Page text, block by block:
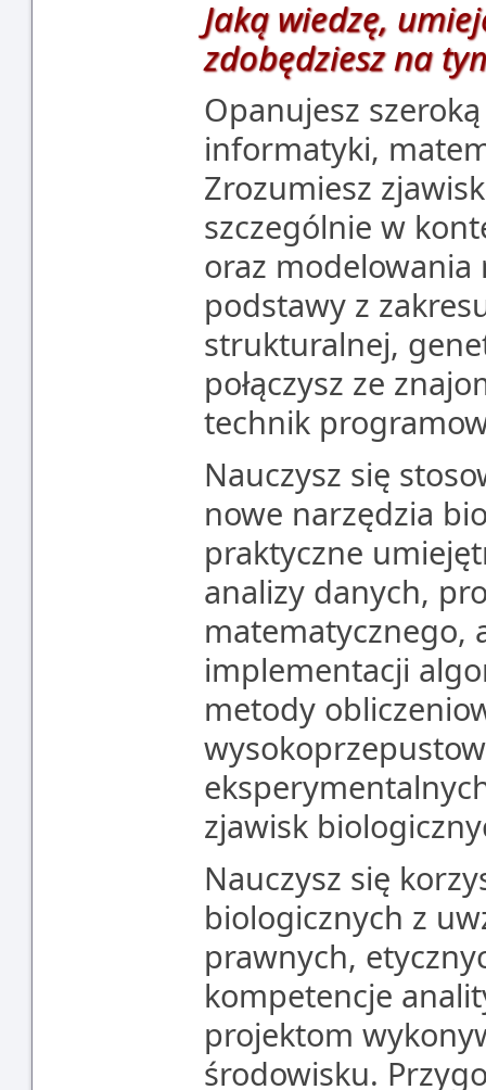
Jaką wiedzę,
zdobędziesz na
Opanujesz
informatyki,
Zrozumiesz
szczególnie w
oraz modelowania
podstawy z
strukturalnej,
połączysz ze
technik
Nauczysz się
nowe narzędzia
praktyczne
analizy danych,
matematycznego,
implementacji
metody
zjawisk
Nauczysz się
biologicznych z
prawnych,
kompetencje
projektom
środowisku.